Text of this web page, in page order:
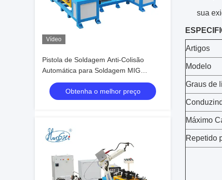
Vídeo
Pistola de Soldagem Anti-Colisão
Automática para Soldagem MIG
Estável de Estrutura de Cadeira de Aço
InoxidávelObtenha o melhor preço
sua
Artigos
Modelo
Graus de
Máximo
Repetido